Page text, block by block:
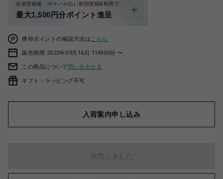
会員登録後、ポケパル払い初回登録&利用で
最大1,500円分ポイント進呈
獲得ポイントの確認方法は こちら
販売期間 2023年03月16日 11時00分 〜
この商品について問い合わせる
ギフト：ラッピング不可
入荷案内申し込み